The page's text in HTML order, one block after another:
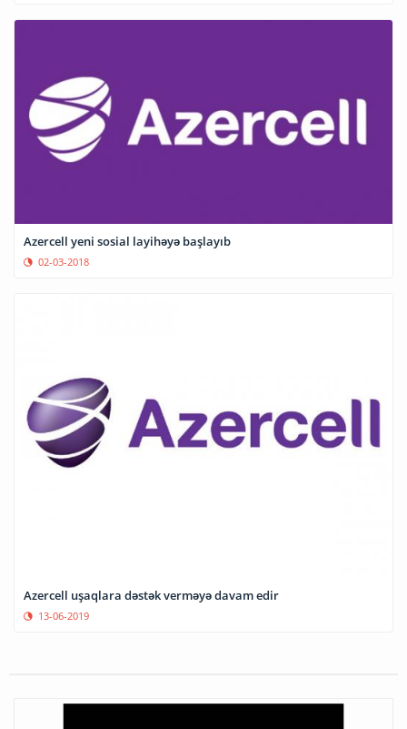
Azercell yeni sosial layihəyə başlayıb
02-03-2018
Azercell uşaqlara dəstək verməyə davam edir
13-06-2019